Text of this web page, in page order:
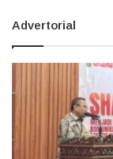
Advertorial